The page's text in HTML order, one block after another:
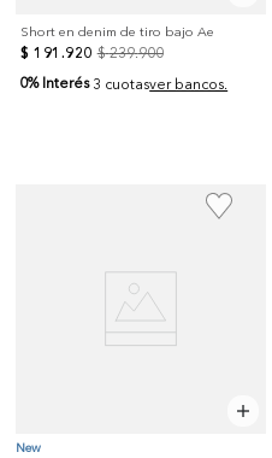
Short en denim de tiro bajo Ae
$ 191 .920 $ 239.900
0% Interés 3 cuotasver bancos.
New